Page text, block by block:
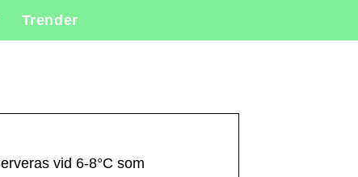
Trender
vid 6-8°C som